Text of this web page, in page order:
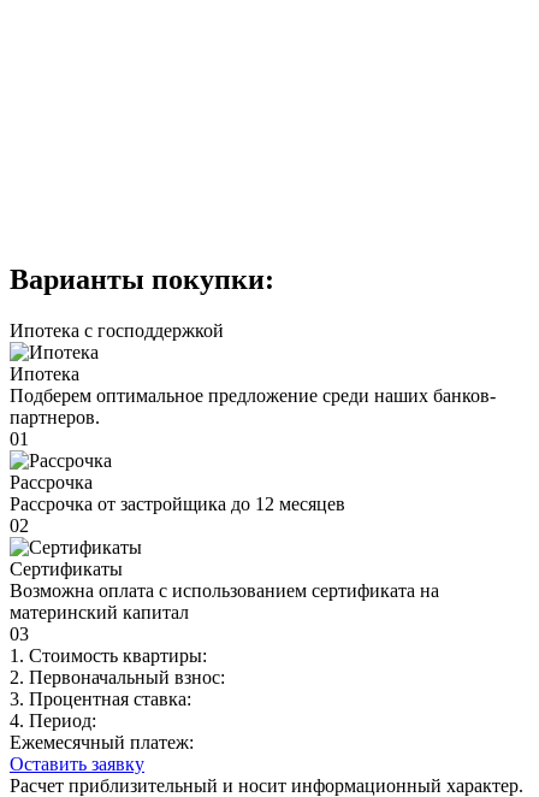
Варианты покупки:
Ипотека с господдержкой
Ипотека
Подберем оптимальное предложение среди наших банков-
партнеров.
01
Рассрочка
Рассрочка от застройщика до 12 месяцев
02
Сертификаты
Возможна оплата с использованием сертификата на
материнский капитал
03
1. Стоимость квартиры:
2. Первоначальный взнос:
3. Процентная ставка:
4. Период:
Ежемесячный платеж:
Оставить заявку
Расчет приблизительный и носит информационный характер.